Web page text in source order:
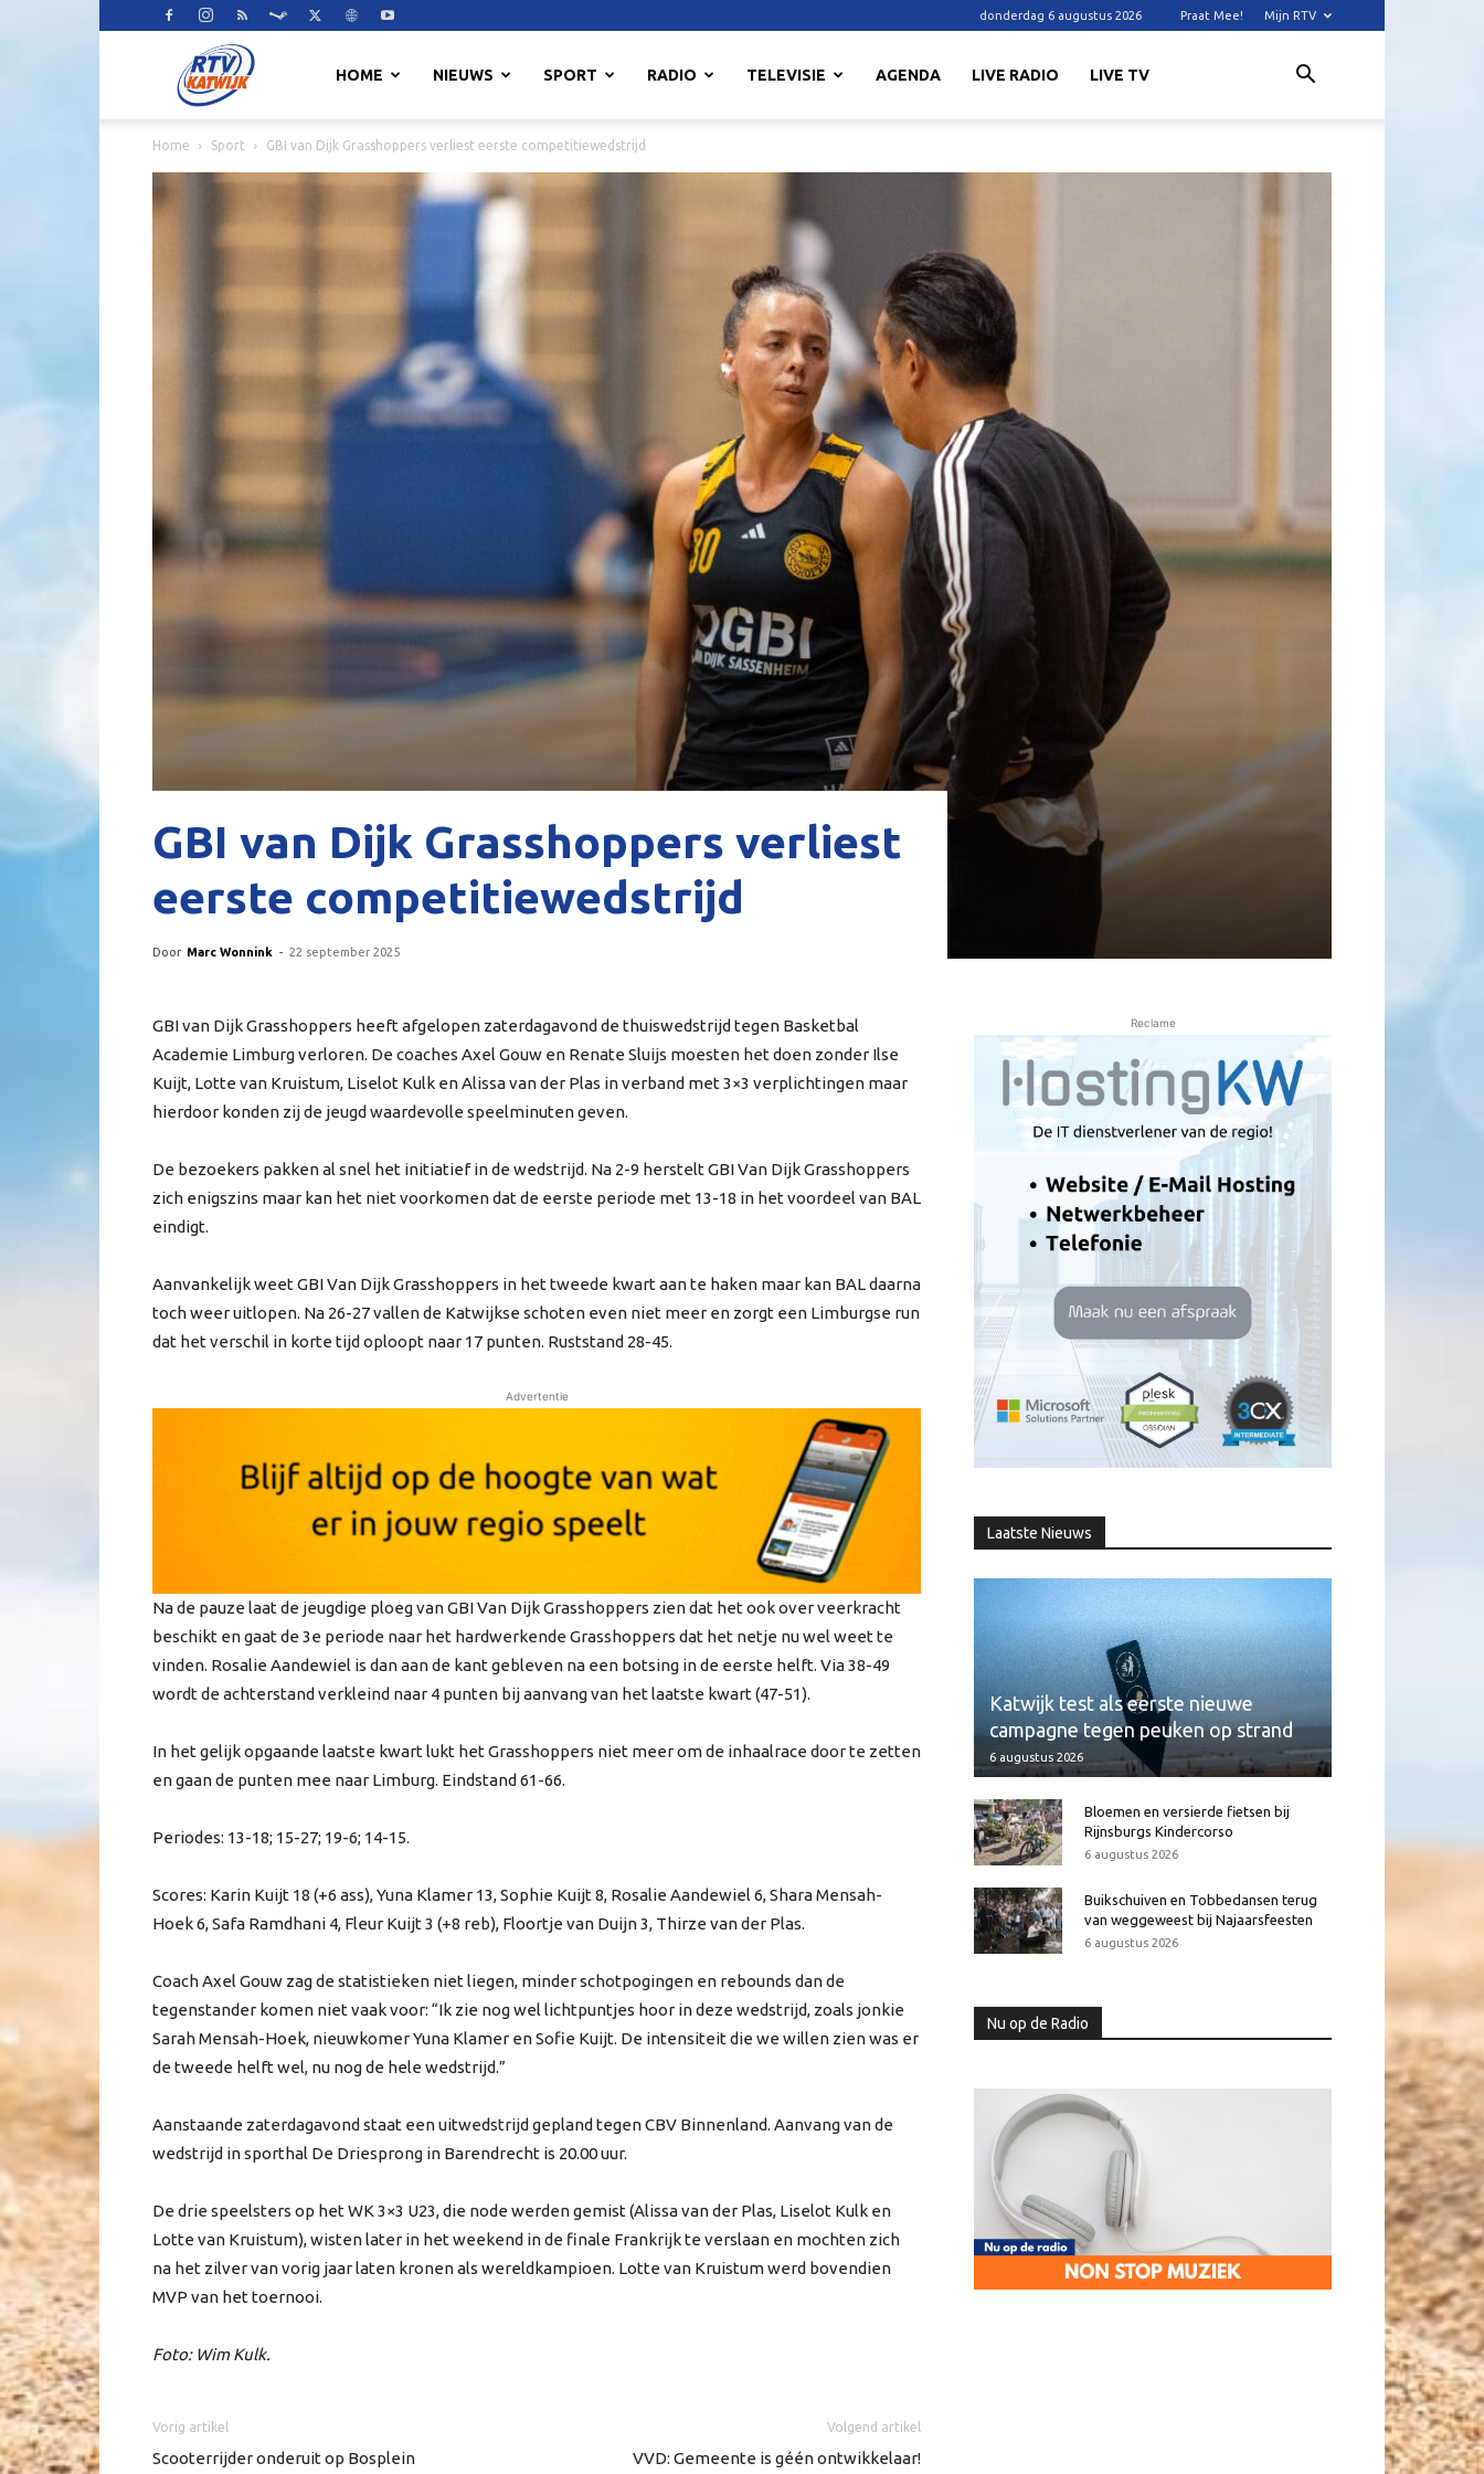
donderdag 6 augustus 2026 Praat Mee! Mijn RTV
HOME NIEUWS SPORT RADIO TELEVISIE AGENDA LIVE RADIO LIVE TV
Home Sport GBI van Dijk Grasshoppers verliest eerste competitiewedstrijd
GBI van Dijk Grasshoppers verliest
eerste competitiewedstrijd
Door Marc Wonnink - 22 september 2025
GBI van Dijk Grasshoppers heeft afgelopen zaterdagavond de thuiswedstrijd tegen Basketbal
Academie Limburg verloren. De coaches Axel Gouw en Renate Sluijs moesten het doen zonder Ilse
Kuijt, Lotte van Kruistum, Liselot Kulk en Alissa van der Plas in verband met 3×3 verplichtingen maar
hierdoor konden zij de jeugd waardevolle speelminuten geven.
De bezoekers pakken al snel het initiatief in de wedstrijd. Na 2-9 herstelt GBI Van Dijk Grasshoppers
zich enigszins maar kan het niet voorkomen dat de eerste periode met 13-18 in het voordeel van BAL
eindigt.
Aanvankelijk weet GBI Van Dijk Grasshoppers in het tweede kwart aan te haken maar kan BAL daarna
toch weer uitlopen. Na 26-27 vallen de Katwijkse schoten even niet meer en zorgt een Limburgse run
dat het verschil in korte tijd oploopt naar 17 punten. Ruststand 28-45.
Advertentie
Na de pauze laat de jeugdige ploeg van GBI Van Dijk Grasshoppers zien dat het ook over veerkracht
beschikt en gaat de 3e periode naar het hardwerkende Grasshoppers dat het netje nu wel weet te
vinden. Rosalie Aandewiel is dan aan de kant gebleven na een botsing in de eerste helft. Via 38-49
wordt de achterstand verkleind naar 4 punten bij aanvang van het laatste kwart (47-51).
In het gelijk opgaande laatste kwart lukt het Grasshoppers niet meer om de inhaalrace door te zetten
en gaan de punten mee naar Limburg. Eindstand 61-66.
Periodes: 13-18; 15-27; 19-6; 14-15.
Scores: Karin Kuijt 18 (+6 ass), Yuna Klamer 13, Sophie Kuijt 8, Rosalie Aandewiel 6, Shara Mensah-
Hoek 6, Safa Ramdhani 4, Fleur Kuijt 3 (+8 reb), Floortje van Duijn 3, Thirze van der Plas.
Coach Axel Gouw zag de statistieken niet liegen, minder schotpogingen en rebounds dan de
tegenstander komen niet vaak voor: “Ik zie nog wel lichtpuntjes hoor in deze wedstrijd, zoals jonkie
Sarah Mensah-Hoek, nieuwkomer Yuna Klamer en Sofie Kuijt. De intensiteit die we willen zien was er
de tweede helft wel, nu nog de hele wedstrijd.”
Aanstaande zaterdagavond staat een uitwedstrijd gepland tegen CBV Binnenland. Aanvang van de
wedstrijd in sporthal De Driesprong in Barendrecht is 20.00 uur.
De drie speelsters op het WK 3×3 U23, die node werden gemist (Alissa van der Plas, Liselot Kulk en
Lotte van Kruistum), wisten later in het weekend in de finale Frankrijk te verslaan en mochten zich
na het zilver van vorig jaar laten kronen als wereldkampioen. Lotte van Kruistum werd bovendien
MVP van het toernooi.
Foto: Wim Kulk.
Vorig artikel
Scooterrijder onderuit op Bosplein
Volgend artikel
VVD: Gemeente is géén ontwikkelaar!
Reclame
Laatste Nieuws
Katwijk test als eerste nieuwe
campagne tegen peuken op strand
6 augustus 2026
Bloemen en versierde fietsen bij
Rijnsburgs Kindercorso
6 augustus 2026
Buikschuiven en Tobbedansen terug
van weggeweest bij Najaarsfeesten
6 augustus 2026
Nu op de Radio